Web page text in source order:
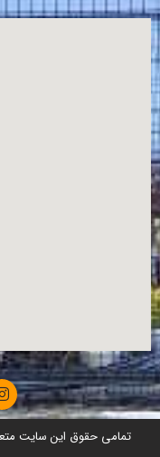
تمامی حقوق این سایت